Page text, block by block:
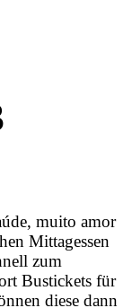
muito amor
Mittagessen
zum
Bustickets für
diese dann